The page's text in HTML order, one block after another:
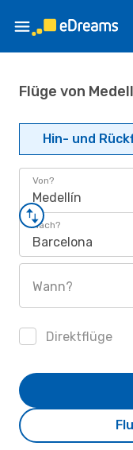
Flüge von
Hin- und
Von?
Medellín
Nach?
Barcelona
Wann?
Direktflüge